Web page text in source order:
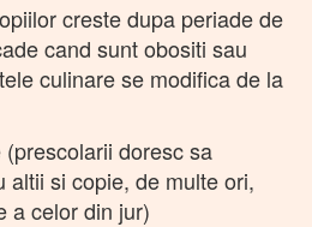
creste dupa periade de
cand sunt obositi sau
culinare se modifica de la
(prescolarii doresc sa
altii si copie, de multe ori,
a celor din jur)